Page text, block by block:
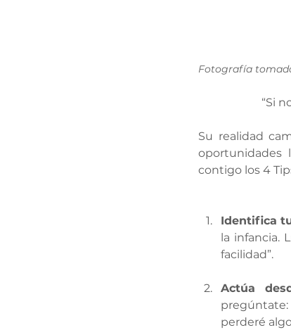
Fotografía
“Si
Su realidad
oportunidades
contigo los 4
Identifica
la infancia.
facilidad”.
Actúa
perderé